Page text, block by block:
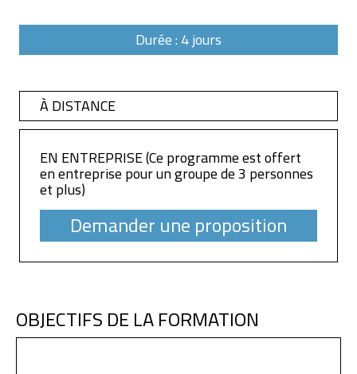
Durée : 4 jours
À DISTANCE
EN ENTREPRISE (Ce programme est offert
en entreprise pour un groupe de 3 personnes
et plus)
Demander une proposition
OBJECTIFS DE LA FORMATION